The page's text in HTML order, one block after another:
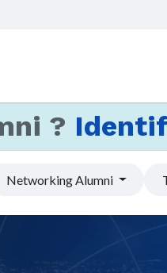
?
Networking Alumni